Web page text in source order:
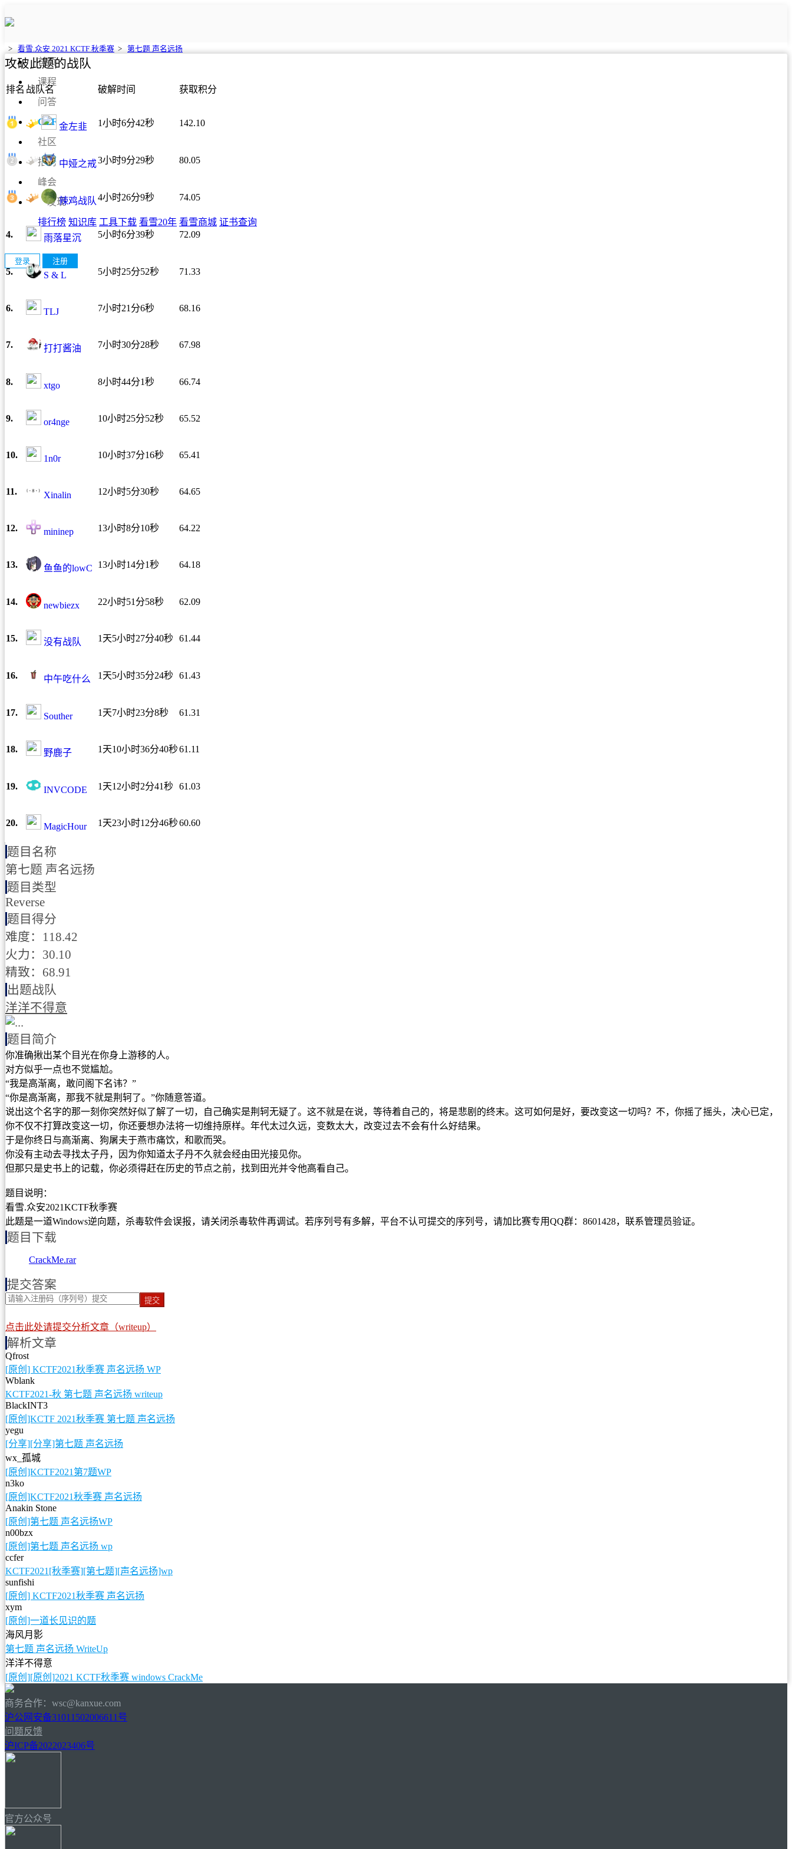
首页
课程
问答
CTF
社区
招聘
峰会
发现
排行榜 知识库 工具下载 看雪20年 看雪商城 证书查询
登录 注册
> 看雪.众安 2021 KCTF 秋季赛 > 第七题 声名远扬
攻破此题的战队
排名 战队名 破解时间 获取积分
金左韭 1小时6分42秒 142.10
中娅之戒3小时9分29秒 80.05
辣鸡战队 4小时26分9秒 74.05
4. 雨落星沉 5小时6分39秒 72.09
5. S & L 5小时25分52秒 71.33
6. TLJ 7小时21分6秒 68.16
7. 打打酱油 7小时30分28秒 67.98
8. xtgo 8小时44分1秒 66.74
9. or4nge 10小时25分52秒 65.52
10. 1n0r 10小时37分16秒 65.41
11. Xinalin 12小时5分30秒 64.65
12. mininep 13小时8分10秒 64.22
13. 鱼鱼的lowC 13小时14分1秒 64.18
14. newbiezx 22小时51分58秒 62.09
15. 没有战队 1天5小时27分40秒 61.44
16. 中午吃什么 1天5小时35分24秒 61.43
17. Souther 1天7小时23分8秒 61.31
18. 野鹿子 1天10小时36分40秒61.11
19. INVCODE 1天12小时2分41秒 61.03
20. MagicHour 1天23小时12分46秒60.60
题目名称
第七题 声名远扬
题目类型
Reverse
题目得分
难度：118.42
火力：30.10
精致：68.91
出题战队
洋洋不得意
题目简介
你准确揪出某个目光在你身上游移的人。
对方似乎一点也不觉尴尬。
“我是高渐离，敢问阁下名讳？”
“你是高渐离，那我不就是荆轲了。”你随意答道。
说出这个名字的那一刻你突然好似了解了一切，自己确实是荆轲无疑了。这不就是在说，等待着自己的，将是悲剧的终末。这可如何是好，要改变这一切吗？不，你摇了摇头，决心已定，
你不仅不打算改变这一切，你还要想办法将一切维持原样。年代太过久远，变数太大，改变过去不会有什么好结果。
于是你终日与高渐离、狗屠夫于燕市痛饮，和歌而哭。
你没有主动去寻找太子丹，因为你知道太子丹不久就会经由田光接见你。
但那只是史书上的记载，你必须得赶在历史的节点之前，找到田光并令他高看自己。
题目说明：
看雪.众安2021KCTF秋季赛
此题是一道Windows逆向题，杀毒软件会误报，请关闭杀毒软件再调试。若序列号有多解，平台不认可提交的序列号，请加比赛专用QQ群：8601428，联系管理员验证。
题目下载
CrackMe.rar
提交答案
提交
点击此处请提交分析文章（writeup）
解析文章
Qfrost
[原创] KCTF2021秋季赛 声名远扬 WP
Wblank
KCTF2021-秋 第七题 声名远扬 writeup
BlackINT3
[原创]KCTF 2021秋季赛 第七题 声名远扬
yegu
[分享][分享]第七题 声名远扬
wx_孤城
[原创]KCTF2021第7题WP
n3ko
[原创]KCTF2021秋季赛 声名远扬
Anakin Stone
[原创]第七题 声名远扬WP
n00bzx
[原创]第七题 声名远扬 wp
ccfer
KCTF2021[秋季赛][第七题][声名远扬]wp
sunfishi
[原创] KCTF2021秋季赛 声名远扬
xym
[原创]一道长见识的题
海风月影
第七题 声名远扬 WriteUp
洋洋不得意
[原创][原创]2021 KCTF秋季赛 windows CrackMe
商务合作：wsc@kanxue.com
沪公网安备31011502006611号
问题反馈
沪ICP备2022023406号
官方公众号